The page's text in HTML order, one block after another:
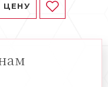
ЦЕНУ